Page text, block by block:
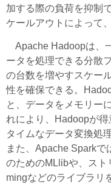
加する際の負荷を抑制
ケールアウトによって
Apache Hadoopは、
ータを処理できる分散
の台数を増やすスケー
性を確保できる。
と、データをメモリー
れにより、Hadoopが
タイムなデータ変換処
また、Apache Sparkで
のためのMLlibや、スト
mingなどのライブラリ